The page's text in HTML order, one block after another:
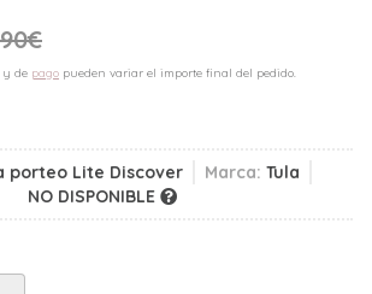
€
y de pago pueden variar el importe final del pedido.
porteo Lite Discover Marca: Tula
NO DISPONIBLE